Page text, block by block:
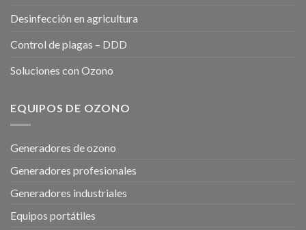
Desinfección en agricultura
Control de plagas – DDD
Soluciones con Ozono
EQUIPOS DE OZONO
Generadores de ozono
Generadores profesionales
Generadores industriales
Equipos portátiles